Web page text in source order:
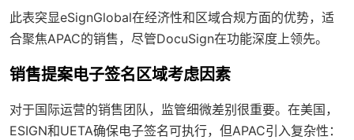
此表突显eSignGlobal在经济性和区域合规方面的优势，适
合聚焦APAC的销售，尽管DocuSign在功能深度上领先。
销售提案电子签名区域考虑因素
对于国际运营的销售团队，监管细微差别很重要。在美国，
ESIGN和UETA确保电子签名可执行，但APAC引入复杂性：